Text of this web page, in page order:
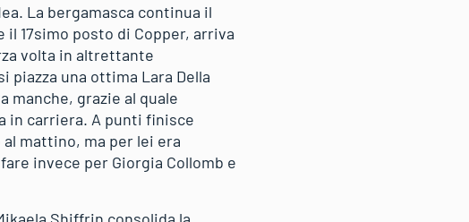
La bergamasca continua il
17simo posto di Copper, arriva
volta in altrettante
piazza una ottima Lara Della
manche, grazie al quale
in carriera. A punti finisce
mattino, ma per lei era
invece per Giorgia Collomb e